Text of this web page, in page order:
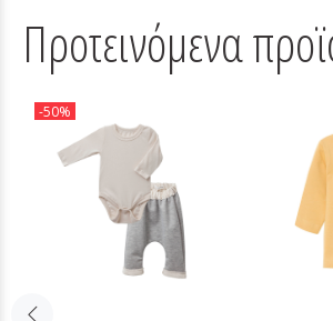
Προτεινόμενα
-50%